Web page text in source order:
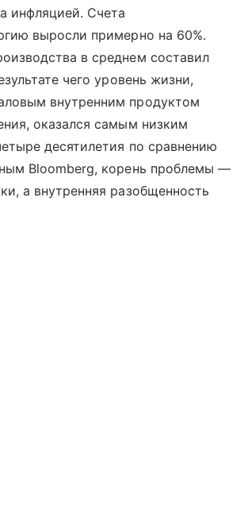
инфляцией. Счета
выросли примерно на 60%.
в среднем составил
чего уровень жизни,
внутренним продуктом
оказался самым низким
десятилетия по сравнению
Bloomberg, корень проблемы —
а внутренняя разобщенность